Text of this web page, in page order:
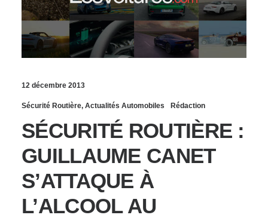
12 décembre 2013
Sécurité Routière, Actualités Automobiles Rédaction
SÉCURITÉ ROUTIÈRE :
GUILLAUME CANET
S’ATTAQUE À
L’ALCOOL AU